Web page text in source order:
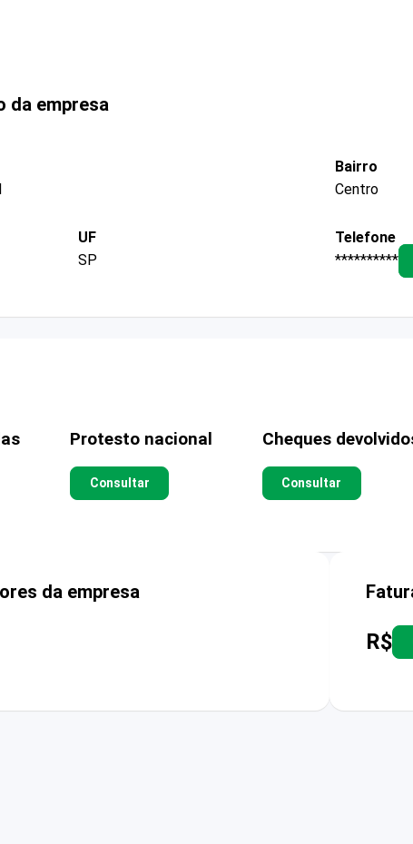
da empresa
Bairro
Centro
UF
SP
Telefone
**********
Protesto nacional
Consultar
Cheques
Consultar
da empresa
R$